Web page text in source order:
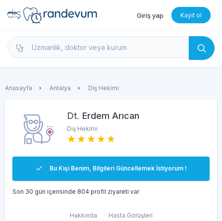
dishekimleri.net - Diş Hekimi Bul, Yorumları İncele
Giriş yap Kayıt ol
Anasayfa Antalya Diş Hekimi
Dt. Erdem Arıcan
Diş Hekimi
Bu Kişi Benim, Bilgileri Güncellemek İstiyorum !
Son 30 gün içerisinde 804 profil ziyareti var
Hakkında Hasta Görüşleri